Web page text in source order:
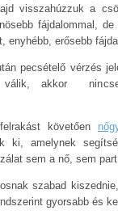
visszahúzzuk a
fájdalommal,
enyhébb, erősebb
pecsételő vérzés
válik, akkor
követően
ki, amelynek
sem a nő, sem
szabad
gyorsabb és